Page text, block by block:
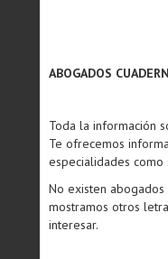
ABOGADOS
Toda la información
Te ofrecemos
especialidades como
No existen
mostramos otros
interesar.